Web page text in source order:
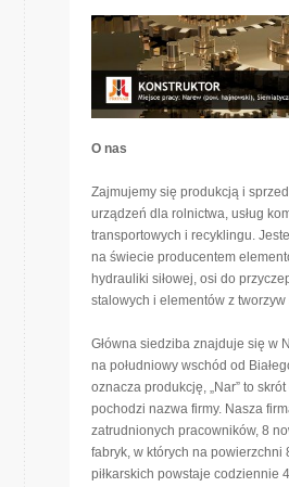
O nas
Zajmujemy się produkcją i
urządzeń dla rolnictwa, usług
transportowych i recyklingu.
na świecie producentem
hydrauliki siłowej, osi do
stalowych i elementów z tworzyw
Główna siedziba znajduje się w
na południowy wschód od
oznacza produkcję, „Nar” to
pochodzi nazwa firmy. Nasza
zatrudnionych pracowników, 8
fabryk, w których na powierzchni
piłkarskich powstaje codziennie